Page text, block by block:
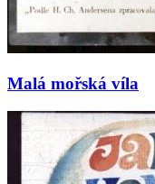
Malá mořská víla